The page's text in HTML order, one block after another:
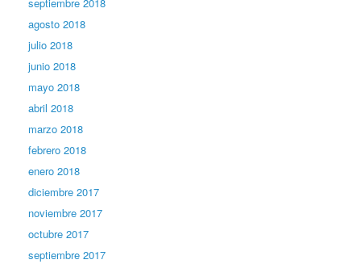
septiembre 2018
agosto 2018
julio 2018
junio 2018
mayo 2018
abril 2018
marzo 2018
febrero 2018
enero 2018
diciembre 2017
noviembre 2017
octubre 2017
septiembre 2017